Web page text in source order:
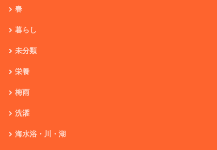
春
暮らし
未分類
栄養
梅雨
洗濯
海水浴・川・湖